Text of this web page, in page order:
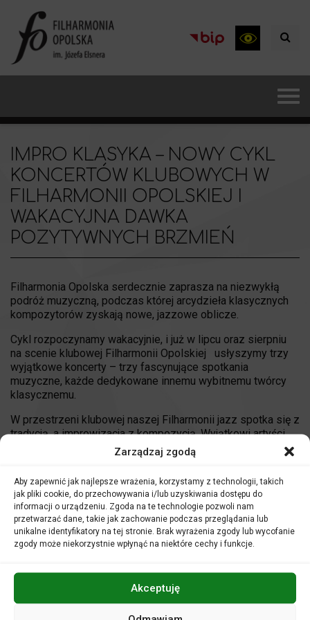
Zarządzaj zgodą
Aby zapewnić jak najlepsze wrażenia, korzystamy z technologii, takich
jak pliki cookie, do przechowywania i/lub uzyskiwania dostępu do
informacji o urządzeniu. Zgoda na te technologie pozwoli nam
przetwarzać dane, takie jak zachowanie podczas przeglądania lub
unikalne identyfikatory na tej stronie. Brak wyrażenia zgody lub wycofanie
zgody może niekorzystnie wpłynąć na niektóre cechy i funkcje.
Akceptuję
IMPRO KLASYKA – NOWY CYKL
KONCERTÓW KLUBOWYCH W
FILHARMONII OPOLSKIEJ I
WAKACYJNA DAWKA
POZYTYWNYCH BRZMIEŃ
Filharmonia Opolska serdecznie zaprasza na niezwykłą
podróż muzyczną, podczas której arcydzieła klasycznych
kompozytorów zyskają nowe, jazzowe oblicze.
Cykl rozpoczynamy wakacyjnie, i już w lipcu oraz sierpniu
na scenie klubowej Filharmonii Opolskiej usłyszymy trzy
wyjątkowe koncerty – trzy fascynujące spotkania
muzyczne, każde dedykowane innemu wybitnemu twórcy
klasycznemu.
W przestrzeni klubowej naszej Filharmonii jazz spotka się z
tradycją, a improwizacja z kompozycją. Wyjątkowi artyści,
przedstawiciele polskiej sceny jazzowej, podejmą się
stworzenia autorskich aranżacji dzieł wielkich mistrzów
muzyki klasycznej.
Harmonogram koncertów:
19.07.2025 (sobota)– Karłowicz Reimagined–
Szuba & Dziadkowiec Collective
Cooperation
(sobota)–Opera Wagnera spotyka
jazz –Bartosz Smorągiewicz z zespołem